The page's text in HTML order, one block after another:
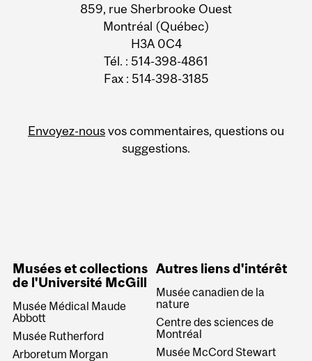
Information
859, rue Sherbrooke Ouest
Montréal (Québec)
H3A 0C4
Tél. : 514-398-4861
Fax : 514-398-3185
Envoyez-nousvos commentaires, questions ou
suggestions.
Musées et collections
de l'Université McGill
Musée Médical Maude
Abbott
Musée Rutherford
Arboretum Morgan
Autres liens d'intérêt
Musée canadien de la
nature
Centre des sciences de
Montréal
Musée McCord Stewart